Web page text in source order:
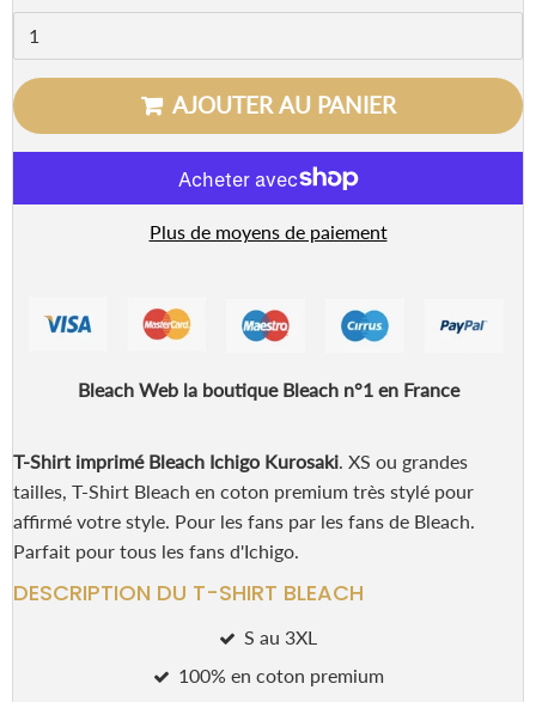
AJOUTER AU PANIER
Plus de moyens de paiement
Bleach Web la boutique Bleach n°1 en France
T-Shirt imprimé Bleach Ichigo Kurosaki. XS ou grandes
tailles, T-Shirt Bleach en coton premium très stylé pour
affirmé votre style. Pour les fans par les fans de Bleach.
Parfait pour tous les fans d'Ichigo.
DESCRIPTION DU T-SHIRT BLEACH
S au 3XL
100% en coton premium